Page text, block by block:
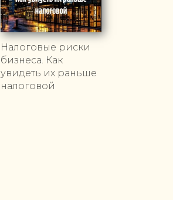
Налоговые риски
бизнеса. Как
увидеть их раньше
налоговой